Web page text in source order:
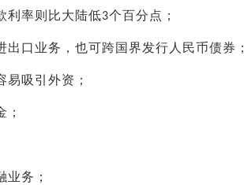
利率则比大陆低3个百分点；
口业务，也可跨国界发行人民币债券；
吸引外资；
务；